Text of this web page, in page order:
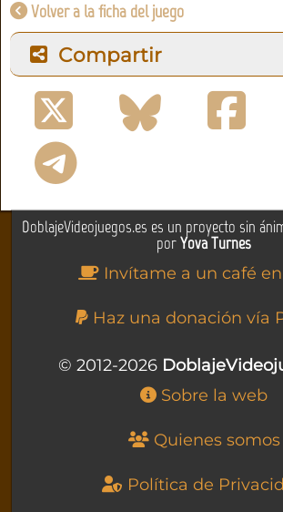
Volver a la ficha del juego
Compartir
DoblajeVideojuegos.es es un proyecto sin
porYova Turnes
Invítame a un café
Haz una donación vía
© 2012-2026
Sobre la web
Quienes somos
Política de